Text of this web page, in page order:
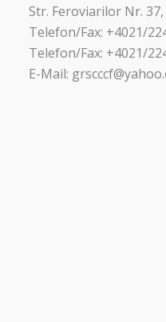
Str. Feroviarilor Nr.
Telefon/Fax: +4021/
Telefon/Fax: +4021/
E-Mail: